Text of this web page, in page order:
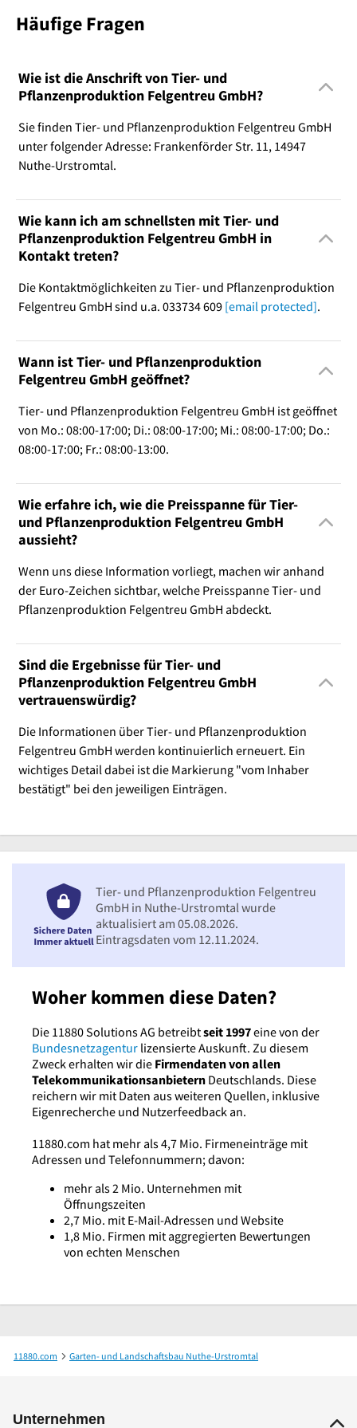
Häufige Fragen
Wie ist die Anschrift von Tier- und
Pflanzenproduktion Felgentreu GmbH?
Sie finden Tier- und Pflanzenproduktion Felgentreu GmbH
unter folgender Adresse: Frankenförder Str. 11, 14947
Nuthe-Urstromtal.
Wie kann ich am schnellsten mit Tier- und
Pflanzenproduktion Felgentreu GmbH in
Kontakt treten?
Die Kontaktmöglichkeiten zu Tier- und Pflanzenproduktion
Felgentreu GmbH sind u.a. 033734 609 [email protected].
Wann ist Tier- und Pflanzenproduktion
Felgentreu GmbH geöffnet?
Tier- und Pflanzenproduktion Felgentreu GmbH ist geöffnet
von Mo.: 08:00-17:00; Di.: 08:00-17:00; Mi.: 08:00-17:00; Do.:
08:00-17:00; Fr.: 08:00-13:00.
Wie erfahre ich, wie die Preisspanne für Tier-
und Pflanzenproduktion Felgentreu GmbH
aussieht?
Wenn uns diese Information vorliegt, machen wir anhand
der Euro-Zeichen sichtbar, welche Preisspanne Tier- und
Pflanzenproduktion Felgentreu GmbH abdeckt.
Sind die Ergebnisse für Tier- und
Pflanzenproduktion Felgentreu GmbH
vertrauenswürdig?
Die Informationen über Tier- und Pflanzenproduktion
Felgentreu GmbH werden kontinuierlich erneuert. Ein
wichtiges Detail dabei ist die Markierung "vom Inhaber
bestätigt" bei den jeweiligen Einträgen.
Woher kommen diese Daten?
Die 11880 Solutions AG betreibtseit 1997eine von der
Bundesnetzagentur lizensierte Auskunft. Zu diesem
Zweck erhalten wir die Firmendaten von allen
Telekommunikationsanbietern Deutschlands. Diese
reichern wir mit Daten aus weiteren Quellen, inklusive
Eigenrecherche und Nutzerfeedback an.
11880.com hat mehr als 4,7 Mio. Firmeneinträge mit
Adressen und Telefonnummern; davon:
mehr als 2 Mio. Unternehmen mit
Öffnungszeiten
2,7 Mio. mit E-Mail-Adressen und Website
1,8 Mio. Firmen mit aggregierten Bewertungen
von echten Menschen
Tier- und Pflanzenproduktion Felgentreu
GmbH in Nuthe-Urstromtal wurde
aktualisiert am 05.08.2026.
Eintragsdaten vom 12.11.2024.
11880.com
Garten- und Landschaftsbau Nuthe-Urstromtal
Unternehmen